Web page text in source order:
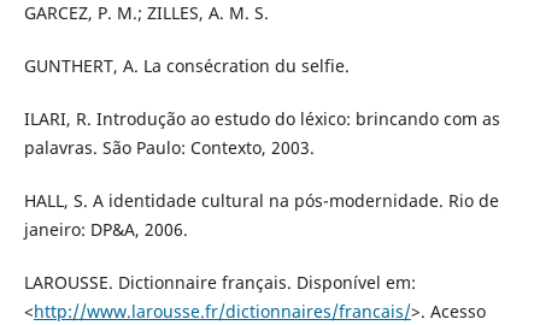
GARCEZ, P. M.; ZILLES, A. M. S.
GUNTHERT, A. La consécration du selfie.
ILARI, R. Introdução ao estudo do léxico: brincando com as
palavras. São Paulo: Contexto, 2003.
HALL, S. A identidade cultural na pós-modernidade. Rio de
janeiro: DP&A, 2006.
LAROUSSE. Dictionnaire français. Disponível em:
<http://www.larousse.fr/dictionnaires/francais/>. Acesso